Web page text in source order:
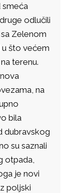
smeća
odlučili
Zelenom
u što većem
terenu.
na
bila
dubravskog
su saznali
otpada,
je novi
poljski